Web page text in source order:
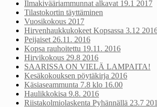
Ilmakivääriammunnat alkavat 19.1 2017
Tilastokortin täyttäminen
Vuosikokous 2017
Hirvenhaukkukokeet Kopsassa 3.12
Peijaiset 26.11. 2016
Kopsa rauhoitettu 19.11. 2016
Hirvikokous 29.8 2016
SAARISSA ON VIELÄ LAMPAITA!
Kesäkokouksen pöytäkirja 2016
Käsiaseammunta 7.8 klo 16.00
Haulikkokisa 9.8. 2016
Riistakolmiolaskenta Pyhännällä 23.7